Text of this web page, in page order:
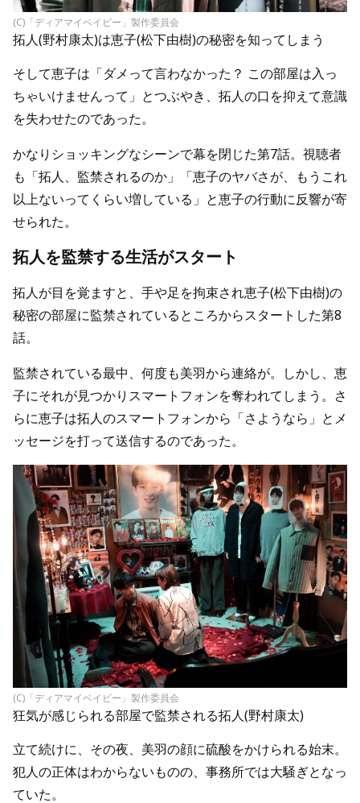
(C)「ディアマイベイビー」製作委員会
拓人(野村康太)は恵子(松下由樹)の秘密を知ってしまう
そして恵子は「ダメって言わなかった？ この部屋は入っ
ちゃいけませんって」とつぶやき、拓人の口を抑えて意識
を失わせたのであった。
かなりショッキングなシーンで幕を閉じた第7話。視聴者
も「拓人、監禁されるのか」「恵子のヤバさが、もうこれ
以上ないってくらい増している」と恵子の行動に反響が寄
せられた。
拓人を監禁する生活がスタート
拓人が目を覚ますと、手や足を拘束され恵子(松下由樹)の
秘密の部屋に監禁されているところからスタートした第8
話。
監禁されている最中、何度も美羽から連絡が。しかし、恵
子にそれが見つかりスマートフォンを奪われてしまう。さ
らに恵子は拓人のスマートフォンから「さようなら」とメ
ッセージを打って送信するのであった。
(C)「ディアマイベイビー」製作委員会
狂気が感じられる部屋で監禁される拓人(野村康太)
立て続けに、その夜、美羽の顔に硫酸をかけられる始末。
犯人の正体はわからないものの、事務所では大騒ぎとなっ
ていた。